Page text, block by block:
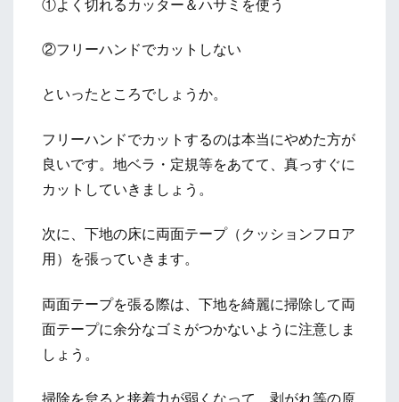
①よく切れるカッター＆ハサミを使う
②フリーハンドでカットしない
といったところでしょうか。
フリーハンドでカットするのは本当にやめた方が
良いです。地ベラ・定規等をあてて、真っすぐに
カットしていきましょう。
次に、下地の床に両面テープ（クッションフロア
用）を張っていきます。
両面テープを張る際は、下地を綺麗に掃除して両
面テープに余分なゴミがつかないように注意しま
しょう。